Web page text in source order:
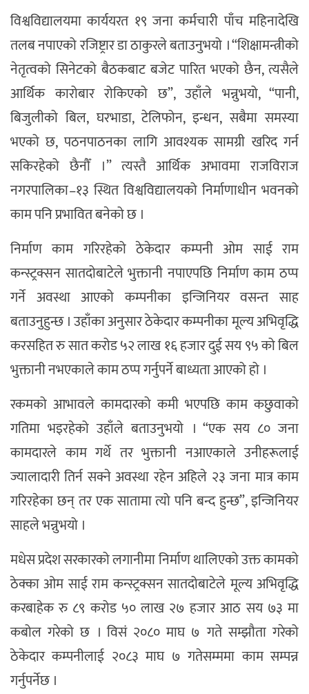
विश्वविद्यालयमा कार्ययरत १९ जना कर्मचारी पाँच महिनादेखि
तलब नपाएको रजिष्ट्रार डा ठाकुरले बताउनुभयो । “शिक्षामन्त्रीको
नेतृत्वको सिनेटको बैठकबाट बजेट पारित भएको छैन, त्यसैले
आर्थिक कारोबार रोकिएको छ”, उहाँले भन्नुभयो, “पानी,
बिजुलीको बिल, घरभाडा, टेलिफोन, इन्धन, सबैमा समस्या
भएको छ, पठनपाठनका लागि आवश्यक सामग्री खरिद गर्न
सकिरहेको छैनौँ ।” त्यस्तै आर्थिक अभावमा राजविराज
नगरपालिका–१३ स्थित विश्वविद्यालयको निर्माणाधीन भवनको
काम पनि प्रभावित बनेको छ ।
निर्माण काम गरिरहेको ठेकेदार कम्पनी ओम साई राम
कन्स्ट्रक्सन सातदोबाटेले भुक्तानी नपाएपछि निर्माण काम ठप्प
गर्ने अवस्था आएको कम्पनीका इन्जिनियर वसन्त साह
बताउनुहुन्छ । उहाँका अनुसार ठेकेदार कम्पनीका मूल्य अभिवृद्धि
करसहित रु सात करोड ५२ लाख १६ हजार दुई सय ९५ को बिल
भुक्तानी नभएकाले काम ठप्प गर्नुपर्ने बाध्यता आएको हो ।
रकमको आभावले कामदारको कमी भएपछि काम कछुवाको
गतिमा भइरहेको उहाँले बताउनुभयो । “एक सय ८० जना
कामदारले काम गर्थे तर भुक्तानी नआएकाले उनीहरूलाई
ज्यालादारी तिर्न सक्ने अवस्था रहेन अहिले २३ जना मात्र काम
गरिरहेका छन् तर एक सातामा त्यो पनि बन्द हुन्छ”, इन्जिनियर
साहले भन्नुभयो ।
मधेस प्रदेश सरकारको लगानीमा निर्माण थालिएको उक्त कामको
ठेक्का ओम साई राम कन्स्ट्रक्सन सातदोबाटेले मूल्य अभिवृद्धि
करबाहेक रु ८९ करोड ५० लाख २७ हजार आठ सय ७३ मा
कबोल गरेको छ । विसं २०८० माघ ७ गते सम्झौता गरेको
ठेकेदार कम्पनीलाई २०८३ माघ ७ गतेसम्ममा काम सम्पन्न
गर्नुपर्नेछ ।